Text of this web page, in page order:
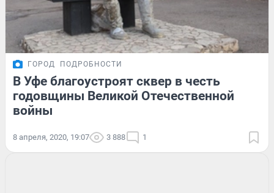
ГОРОД ПОДРОБНОСТИ
В Уфе благоустроят сквер в честь
годовщины Великой Отечественной
войны
8 апреля, 2020, 19:07 3 888 1